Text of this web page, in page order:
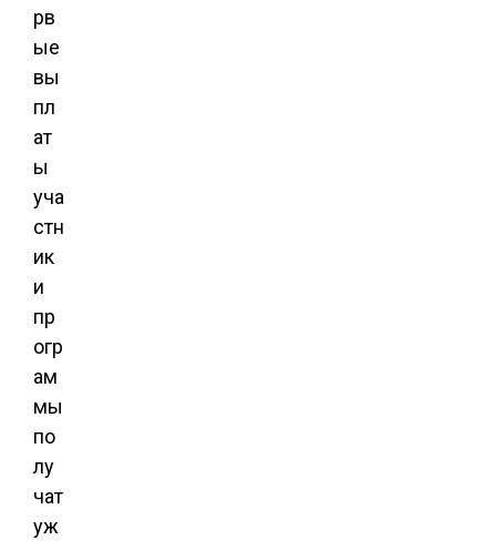
рв
ые
вы
пл
ат
ы
уча
стн
ик
и
пр
огр
ам
мы
по
лу
чат
уж